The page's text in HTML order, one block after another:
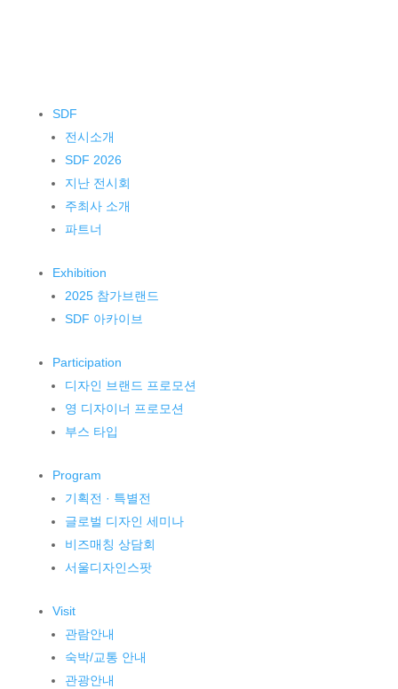
SDF
전시소개
SDF 2026
지난 전시회
주최사 소개
파트너
Exhibition
2025 참가브랜드
SDF 아카이브
Participation
디자인 브랜드 프로모션
영 디자이너 프로모션
부스 타입
Program
기획전 · 특별전
글로벌 디자인 세미나
비즈매칭 상담회
서울디자인스팟
Visit
관람안내
숙박/교통 안내
관광안내